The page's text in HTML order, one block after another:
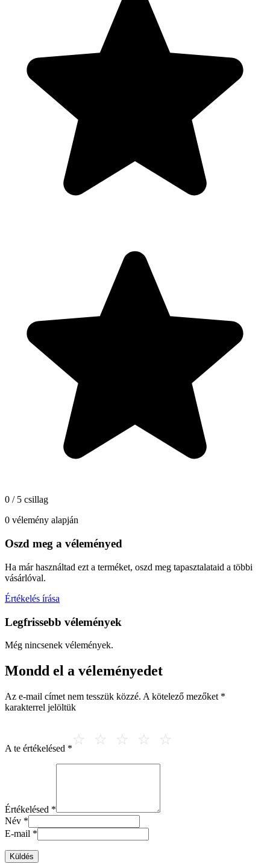
0 / 5 csillag
0 vélemény alapján
Oszd meg a véleményed
Ha már használtad ezt a terméket, oszd meg tapasztalataid a többi
vásárlóval.
Értékelés írása
Legfrissebb vélemények
Még nincsenek vélemények.
Mondd el a véleményedet
Az e-mail címet nem tesszük közzé. A kötelező mezőket *
karakterrel jelöltük
A te értékelésed *
Értékelésed *
Név *
E-mail *
Küldés